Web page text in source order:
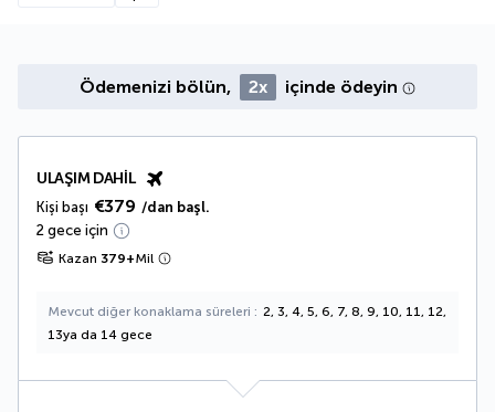
Ödemenizi bölün, 2x içinde ödeyin
ULAŞIM DAHIL
Kişi başı €379 /dan başl.
2 gece için
Kazan 379+Mil
Mevcut diğer konaklama süreleri
2, 3, 4, 5, 6, 7, 8, 9, 10, 11, 12,
13ya da 14 gece